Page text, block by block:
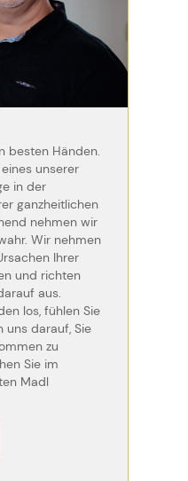
besten Händen.
unserer
in der
ganzheitlichen
nehmen wir
Wir nehmen
Ihrer
und richten
aus.
los, fühlen Sie
uns darauf, Sie
zu
Sie im
Madl